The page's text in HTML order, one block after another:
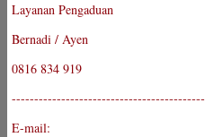
Layanan Pengaduan
Bernadi / Ayen
0816 834 919
-------------------------------------------
E-mail: